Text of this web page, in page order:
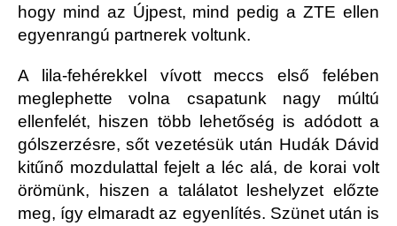
hogy mind az Újpest, mind pedig a ZTE ellen
egyenrangú partnerek voltunk.
A lila-fehérekkel vívott meccs első felében
meglephette volna csapatunk nagy múltú
ellenfelét, hiszen több lehetőség is adódott a
gólszerzésre, sőt vezetésük után Hudák Dávid
kitűnő mozdulattal fejelt a léc alá, de korai volt
örömünk, hiszen a találatot leshelyzet előzte
meg, így elmaradt az egyenlítés. Szünet után is